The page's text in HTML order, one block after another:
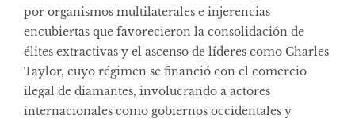
por organismos multilaterales e injerencias
encubiertas que favorecieron la consolidación de
élites extractivas y el ascenso de líderes como Charles
Taylor, cuyo régimen se financió con el comercio
ilegal de diamantes, involucrando a actores
internacionales como gobiernos occidentales y